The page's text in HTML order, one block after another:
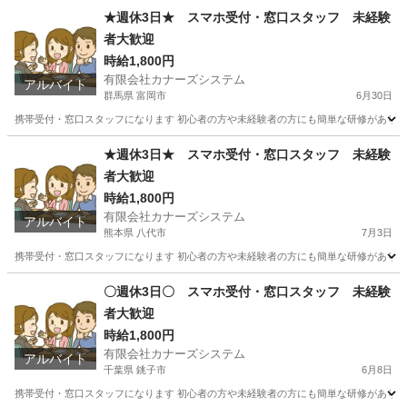
那須烏山市 携帯ショップ スタッフ
アルバイト
★週休3日★ スマホ受付・窓口スタッフ 未経験
者大歓迎
時給1,800円
有限会社カナーズシステム
群馬県 富岡市 6月30日
携帯受付・窓口スタッフになります 初心者の方や未経験者の方にも簡単な研修があ
携帯ショップ スタッフ
アルバイト
★週休3日★ スマホ受付・窓口スタッフ 未経験
者大歓迎
時給1,800円
有限会社カナーズシステム
熊本県 八代市 7月3日
携帯受付・窓口スタッフになります 初心者の方や未経験者の方にも簡単な研修があ
携帯ショップ スタッフ
アルバイト
〇週休3日〇 スマホ受付・窓口スタッフ 未経験
者大歓迎
時給1,800円
有限会社カナーズシステム
千葉県 銚子市 6月8日
携帯受付・窓口スタッフになります 初心者の方や未経験者の方にも簡単な研修があ